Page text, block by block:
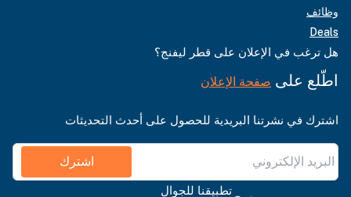
وظائف
Deals
هل ترغب في الإعلان على قطر ليفنج؟
اطّلع على صفحة الإعلان
اشترك في نشرتنا البريدية للحصول على أحدث التحديثات
اشترك
تطبيقنا للجوال